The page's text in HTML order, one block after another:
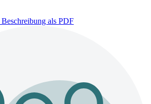
Beschreibung als PDF